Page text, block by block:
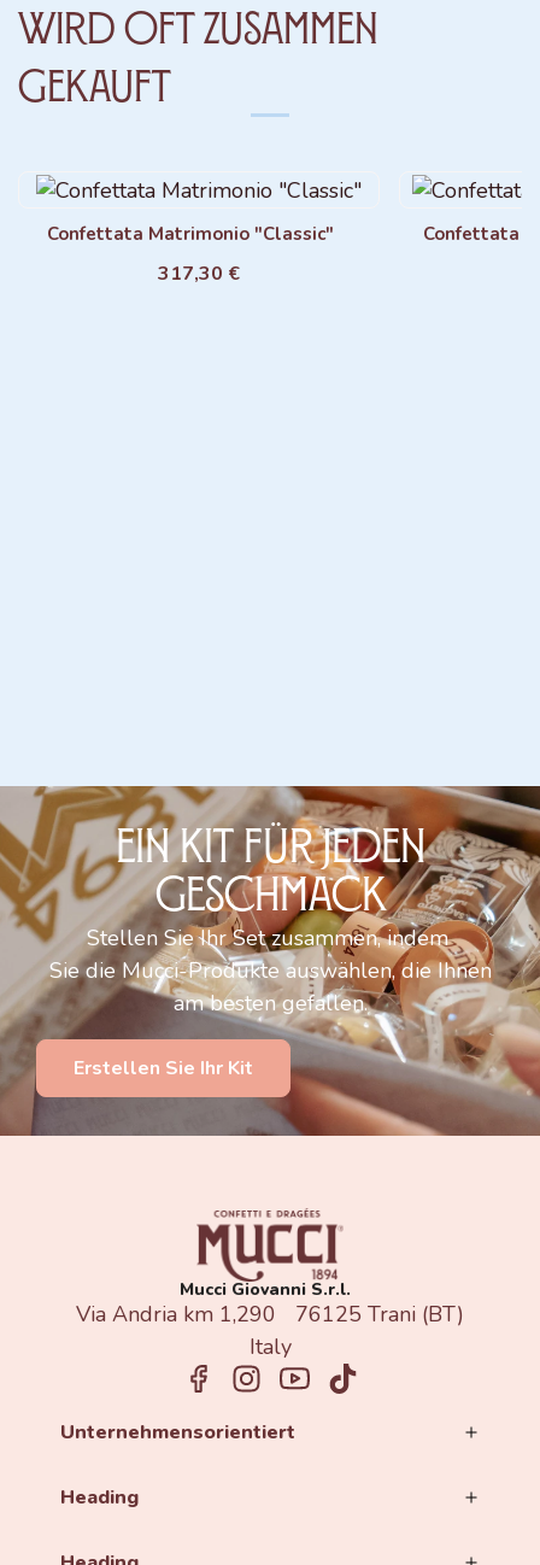
Wird oft zusammen
gekauft
Confettata Matrimonio "Classic"
317,30 €
Confettata
EIN KIT FÜR JEDEN
GESCHMACK
Stellen Sie Ihr Set zusammen, indem
Sie die Mucci-Produkte auswählen, die Ihnen
am besten gefallen.
Erstellen Sie Ihr Kit
Mucci Giovanni S.r.l.
Via Andria km 1,290 76125 Trani (BT)
Italy
Unternehmensorientiert
Heading